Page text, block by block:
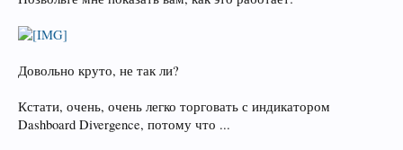
Довольно круто, не так ли?
Кстати, очень, очень легко торговать с индикатором
Dashboard Divergence, потому что ...